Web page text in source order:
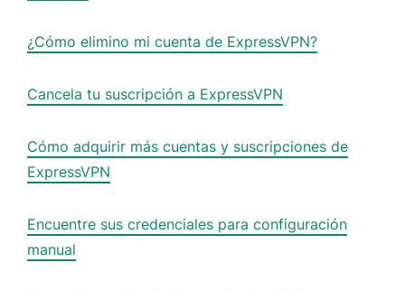
¿Cómo elimino mi cuenta de ExpressVPN?
Cancela tu suscripción a ExpressVPN
Cómo adquirir más cuentas y suscripciones de
ExpressVPN
Encuentre sus credenciales para configuración
manual